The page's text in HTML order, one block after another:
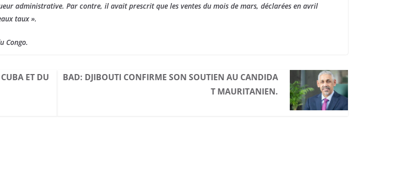
administrative. Par contre, il avait prescrit que les ventes du mois de mars, déclarées en avril
taux ».
Congo.
ET DU
BAD: DJIBOUTI CONFIRME SON SOUTIEN AU CANDIDA
T MAURITANIEN.